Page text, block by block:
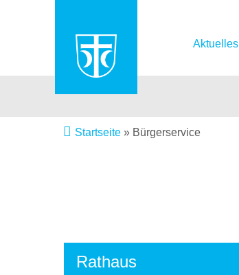
Aktuelles
Startseite » Bürgerservice
Rathaus